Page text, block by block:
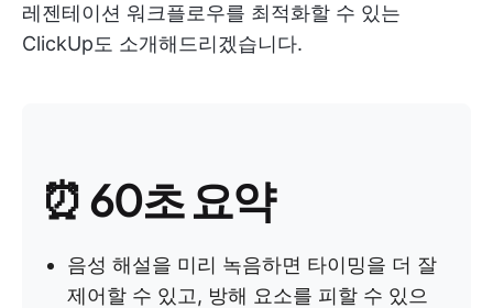
레젠테이션 워크플로우를 최적화할 수 있는
ClickUp도 소개해드리겠습니다.
⏰ 60초 요약
음성 해설을 미리 녹음하면 타이밍을 더 잘
제어할 수 있고, 방해 요소를 피할 수 있으